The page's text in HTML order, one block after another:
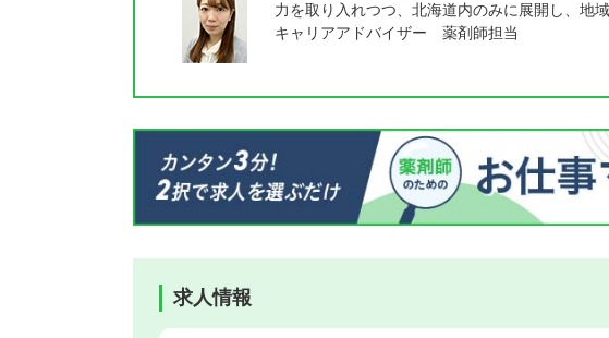
力を取り入れつつ、北海道内のみに展開し、地
キャリアアドバイザー 薬剤師担当
求人情報